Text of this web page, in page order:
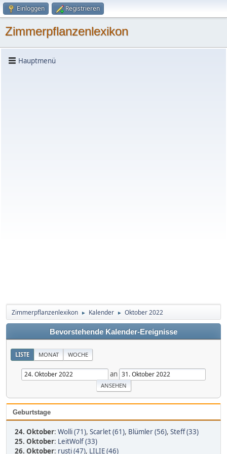
Einloggen Registrieren
Zimmerpflanzenlexikon
Hauptmenü
Zimmerpflanzenlexikon ► Kalender ► Oktober 2022
Bevorstehende Kalender-Ereignisse
LISTE MONAT WOCHE
an
Geburtstage
24. Oktober: Wolli (71), Scarlet (61), Blümler (56), Steff (33)
25. Oktober: LeitWolf (33)
26. Oktober: rusti (47), LILIE (46)